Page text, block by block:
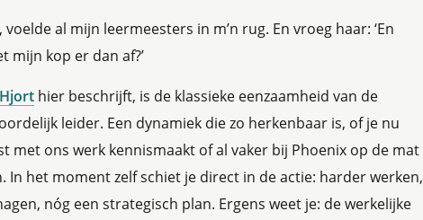
voelde al mijn leermeesters in m’n rug. En vroeg haar: ‘En
mijn kop er dan af?’
hier beschrijft, is de klassieke eenzaamheid van de
leider. Een dynamiek die zo herkenbaar is, of je nu
met ons werk kennismaakt of al vaker bij Phoenix op de mat
In het moment zelf schiet je direct in de actie: harder werken,
nóg een strategisch plan. Ergens weet je: de werkelijke